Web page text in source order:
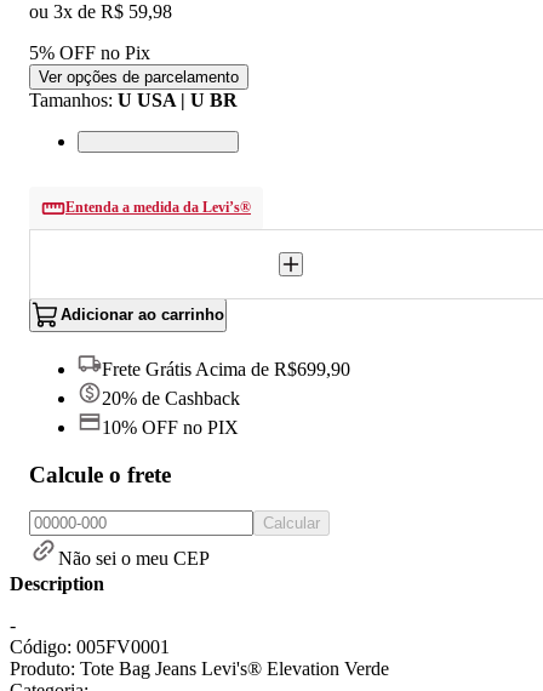
ou 3x de R$ 59,98
5% OFF no Pix
Ver opções de parcelamento
Tamanhos: U USA | U BR
Entenda a medida da Levi’s®
Adicionar ao carrinho
Frete Grátis Acima de R$699,90
20% de Cashback
10% OFF no PIX
Calcule o frete
Calcular
Não sei o meu CEP
Description
-
Código: 005FV0001
Produto: Tote Bag Jeans Levi's® Elevation Verde